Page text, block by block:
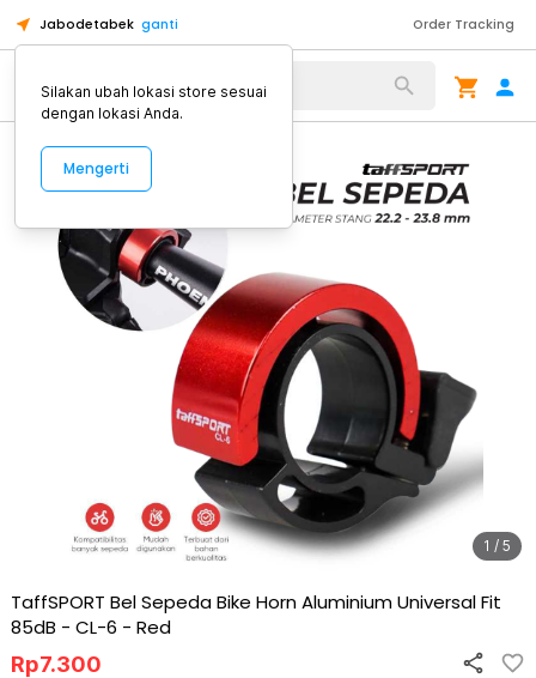
Jabodetabek ganti Order Tracking
Alat Kopi
1 / 5
TaffSPORT Bel Sepeda Bike Horn Aluminium Universal Fit
85dB - CL-6 - Red
Rp7.300
Silakan ubah lokasi store sesuai
dengan lokasi Anda.
Mengerti